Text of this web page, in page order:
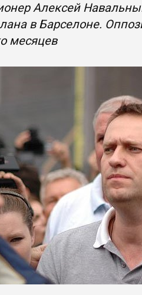
Алексей
в Барселоне.
месяцев